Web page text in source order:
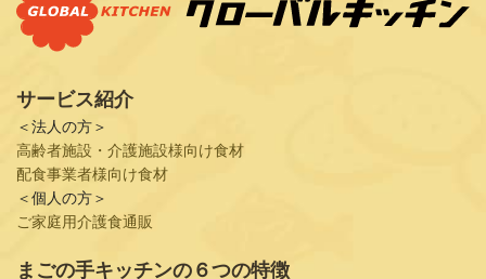
サービス紹介
＜法人の方＞
高齢者施設・介護施設様向け食材
配食事業者様向け食材
＜個人の方＞
ご家庭用介護食通販
まごの手キッチンの６つの特徴